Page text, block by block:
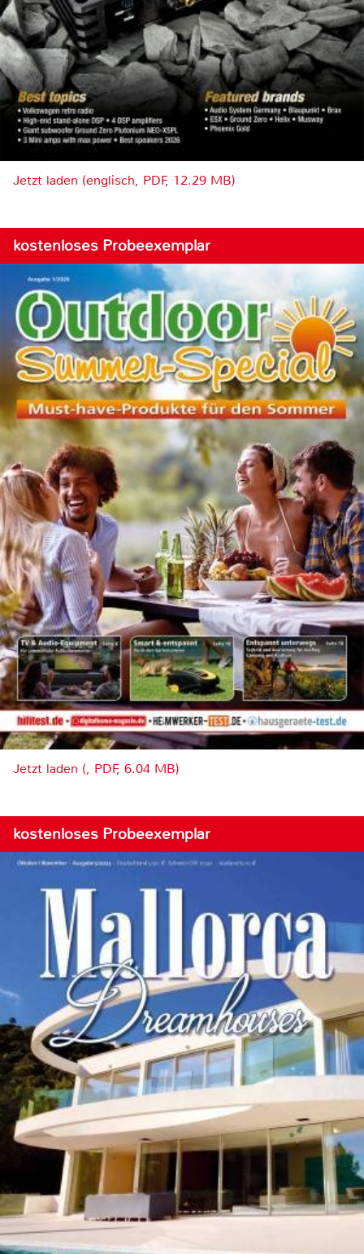
Jetzt laden (englisch, PDF, 12.29 MB)
kostenloses Probeexemplar
Jetzt laden (, PDF, 6.04 MB)
kostenloses Probeexemplar